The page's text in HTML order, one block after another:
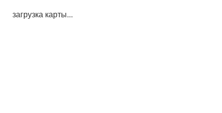
загрузка карты...